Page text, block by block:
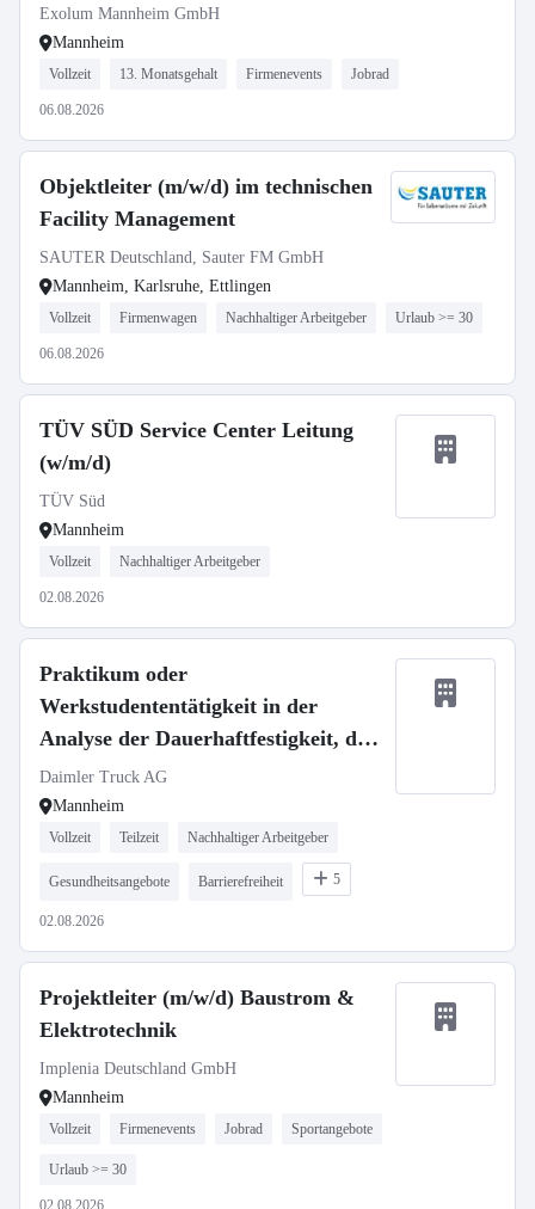
Exolum Mannheim GmbH
Mannheim
Vollzeit 13. Monatsgehalt Firmenevents Jobrad
06.08.2026
Objektleiter (m/w/d) im technischen
Facility Management
SAUTER Deutschland, Sauter FM GmbH
Mannheim, Karlsruhe, Ettlingen
Vollzeit Firmenwagen Nachhaltiger Arbeitgeber Urlaub >= 30
06.08.2026
TÜV SÜD Service Center Leitung
(w/m/d)
TÜV Süd
Mannheim
Vollzeit Nachhaltiger Arbeitgeber
02.08.2026
Praktikum oder
Werkstudententätigkeit in der
Analyse der Dauerhaftfestigkeit, der
Anforderung und des Verhaltens von
NMC4 Batterien
Daimler Truck AG
Mannheim
Vollzeit Teilzeit Nachhaltiger Arbeitgeber
Gesundheitsangebote Barrierefreiheit 5
02.08.2026
Projektleiter (m/w/d) Baustrom &
Elektrotechnik
Implenia Deutschland GmbH
Mannheim
Vollzeit Firmenevents Jobrad Sportangebote
Urlaub >= 30
02.08.2026